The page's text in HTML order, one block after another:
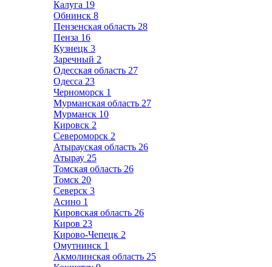
Калуга 19
Обнинск 8
Пензенская область 28
Пенза 16
Кузнецк 3
Заречный 2
Одесская область 27
Одесса 23
Черноморск 1
Мурманская область 27
Мурманск 10
Кировск 2
Североморск 2
Атырауская область 26
Атырау 25
Томская область 26
Томск 20
Северск 3
Асино 1
Кировская область 26
Киров 23
Кирово-Чепецк 2
Омутнинск 1
Акмолинская область 25